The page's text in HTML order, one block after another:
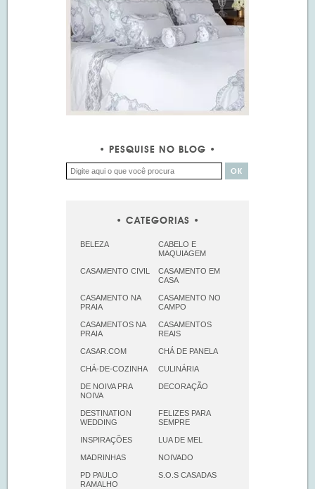
PESQUISE NO BLOG
CATEGORIAS
BELEZA
CABELO E
MAQUIAGEM
CASAMENTO CIVIL
CASAMENTO EM
CASA
CASAMENTO NA
PRAIA
CASAMENTO NO
CAMPO
CASAMENTOS NA
PRAIA
CASAMENTOS
REAIS
CASAR.COM CHÁ DE PANELA
CHÁ-DE-COZINHA CULINÁRIA
DE NOIVA PRA
NOIVA
DECORAÇÃO
DESTINATION
WEDDING
FELIZES PARA
SEMPRE
INSPIRAÇÕES LUA DE MEL
MADRINHAS NOIVADO
PD PAULO
RAMALHO
S.O.S CASADAS